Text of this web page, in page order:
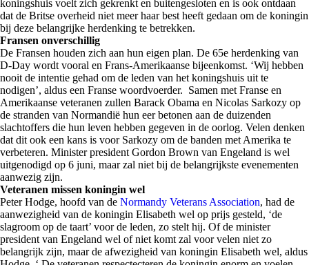
koningshuis voelt zich gekrenkt en buitengesloten en is ook ontdaan
dat de Britse overheid niet meer haar best heeft gedaan om de koningin
bij deze belangrijke herdenking te betrekken.
Fransen onverschillig
De Fransen houden zich aan hun eigen plan. De 65e herdenking van
D-Day wordt vooral en Frans-Amerikaanse bijeenkomst. ‘Wij hebben
nooit de intentie gehad om de leden van het koningshuis uit te
nodigen’, aldus een Franse woordvoerder. Samen met Franse en
Amerikaanse veteranen zullen Barack Obama en Nicolas Sarkozy op
de stranden van Normandië hun eer betonen aan de duizenden
slachtoffers die hun leven hebben gegeven in de oorlog. Velen denken
dat dit ook een kans is voor Sarkozy om de banden met Amerika te
verbeteren. Minister president Gordon Brown van Engeland is wel
uitgenodigd op 6 juni, maar zal niet bij de belangrijkste evenementen
aanwezig zijn.
Veteranen missen koningin wel
Peter Hodge, hoofd van de Normandy Veterans Association, had de
aanwezigheid van de koningin Elisabeth wel op prijs gesteld, ‘de
slagroom op de taart’ voor de leden, zo stelt hij. Of de minister
president van Engeland wel of niet komt zal voor velen niet zo
belangrijk zijn, maar de afwezigheid van koningin Elisabeth wel, aldus